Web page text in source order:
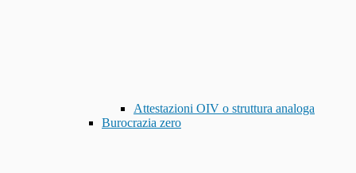
Attestazioni OIV o struttura analoga
Burocrazia zero